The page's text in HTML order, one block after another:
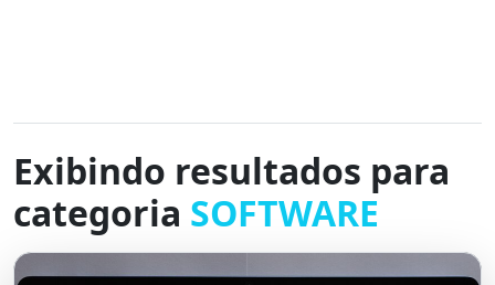
Exibindo resultados para
categoria SOFTWARE